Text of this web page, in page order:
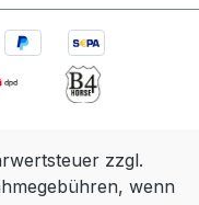
zzgl.
wenn